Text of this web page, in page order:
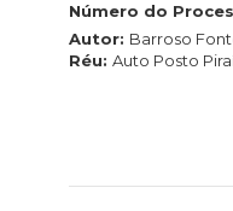
Número do
Autor: Barroso
Réu: Auto Posto